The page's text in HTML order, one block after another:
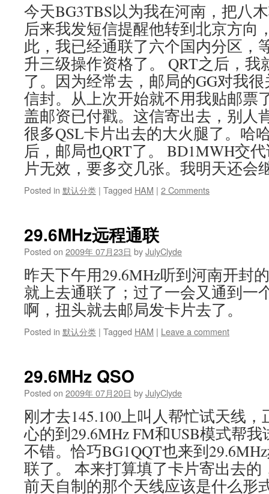
今天BG3TBS以为我在河南，把八
后来我发短信提醒他转到北京方向
此，我已经通联了六个国内分区，
升三级操作资格了。 QRT之后，我
了。因为经常去，邮局的GG对我
信封。从上次开始就不用我贴邮票
盖邮资已付戳。这信寄出去，别人
很多QSL卡片出去的大火腿了。
后，邮局也QRT了。 BD1MWH交
片无效，要多交几张。我明天还会
Posted in 默认分类 | Tagged HAM | 2 Comments
29.6MHz远程通联
Posted on 2009年 07月23日 byJulyClyde
昨天下午用29.6MHz听到河南开封
就上去通联了；过了一会又通到一
啊，扭头就去邮局发卡片去了。
Posted in 默认分类 | Tagged HAM | Leave a comment
29.6MHz QSO
Posted on 2009年 07月20日 byJulyClyde
刚才去145.100上叫人帮忙试天线
心的到29.6MHz FM和USB模式帮
不错。恰巧BG1QQT也来到
联了。 本来打算填了卡片寄出去
前天自制的那个天线应该是什么形